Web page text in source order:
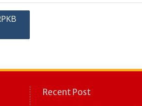
Recent Post